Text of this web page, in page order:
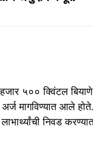
५०० क्विंटल
अर्ज मागविण्यात आले
निवड